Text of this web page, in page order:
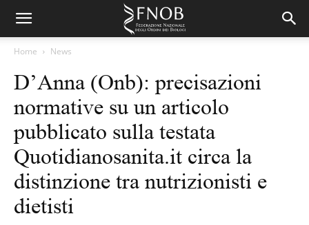
Home News
D’Anna (Onb): precisazioni
normative su un articolo
pubblicato sulla testata
Quotidianosanita.it circa la
distinzione tra nutrizionisti e
dietisti